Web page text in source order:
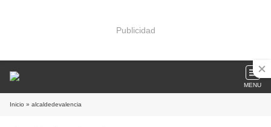
Publicidad
MENU
Inicio » alcaldedevalencia